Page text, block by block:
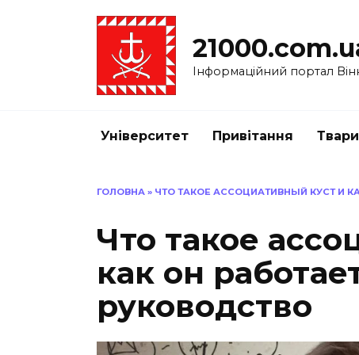
Інформаційний портал
Університет Привітання
ГОЛОВНА » ЧТО ТАКОЕ АССОЦИАТИВНЫЙ КУСТ И
Что такое
как он
руководство